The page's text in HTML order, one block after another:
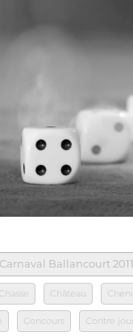
Carnaval Ballancourt 2011
Chasse Château
Concours Contre